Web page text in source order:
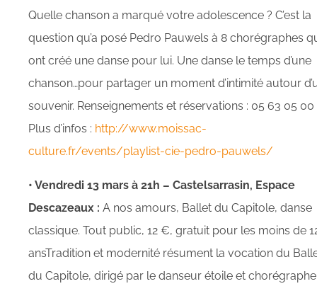
Quelle chanson a marqué votre adolescence ? C’est la
question qu’a posé Pedro Pauwels à 8 chorégraphes
ont créé une danse pour lui. Une danse le temps d’une
chanson…pour partager un moment d’intimité autour
souvenir. Renseignements et réservations : 05 63 05 00
Plus d’infos : http://www.moissac-
culture.fr/events/playlist-cie-pedro-pauwels/
• Vendredi 13 mars à 21h – Castelsarrasin, Espace
Descazeaux : A nos amours, Ballet du Capitole, danse
classique. Tout public, 12 €, gratuit pour les moins de
ansTradition et modernité résument la vocation du
du Capitole, dirigé par le danseur étoile et chorégraphe